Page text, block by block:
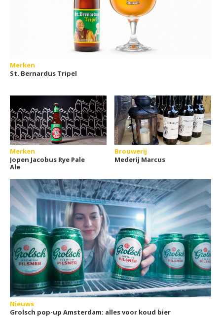
Merken
St. Bernardus Tripel
Merken
Jopen Jacobus Rye Pale
Ale
Brouwerij
Mederij Marcus
Nieuws
Grolsch pop-up Amsterdam: alles voor koud bier